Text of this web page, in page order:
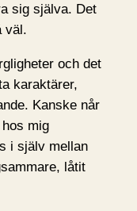
sig själva. Det
väl.
och det
karaktärer,
Kanske når
mig
i själv mellan
låtit